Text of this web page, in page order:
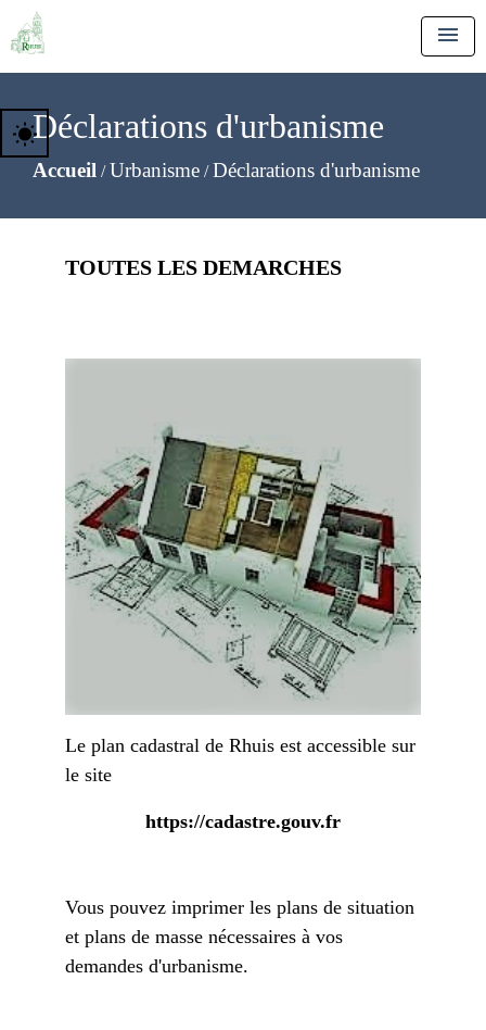
menu
Déclarations d'urbanisme
Accueil /Urbanisme /Déclarations d'urbanisme
wb_sunny
TOUTES LES DEMARCHES
Le plan cadastral de Rhuis est accessible sur
le site
https://cadastre.gouv.fr
Vous pouvez imprimer les plans de situation
et plans de masse nécessaires à vos
demandes d'urbanisme.